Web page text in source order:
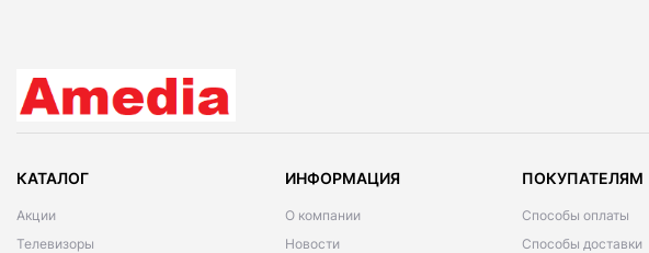
КАТАЛОГ
Акции
Телевизоры
ИНФОРМАЦИЯ
О компании
Новости
ПОКУПАТЕЛЯМ
Способы оплаты
Способы доставки